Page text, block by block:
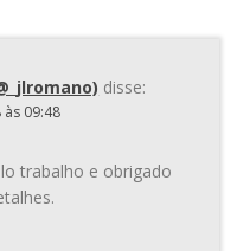
disse:
09:48
trabalho e obrigado